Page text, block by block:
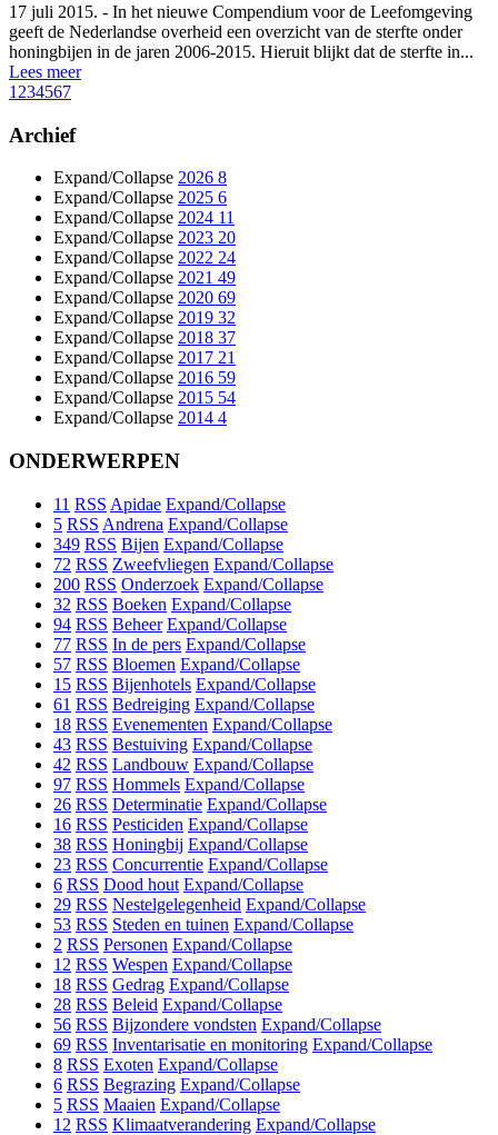
17 juli 2015. - In het nieuwe Compendium voor de Leefomgeving
geeft de Nederlandse overheid een overzicht van de sterfte onder
honingbijen in de jaren 2006-2015. Hieruit blijkt dat de sterfte in...
Lees meer
1 234567
Archief
Expand/Collapse 2026 8
Expand/Collapse 2025 6
Expand/Collapse 2024 11
Expand/Collapse 2023 20
Expand/Collapse 2022 24
Expand/Collapse 2021 49
Expand/Collapse 2020 69
Expand/Collapse 2019 32
Expand/Collapse 2018 37
Expand/Collapse 2017 21
Expand/Collapse 2016 59
Expand/Collapse 2015 54
Expand/Collapse 2014 4
ONDERWERPEN
11 RSS Apidae Expand/Collapse
5 RSS Andrena Expand/Collapse
349 RSS Bijen Expand/Collapse
72 RSS Zweefvliegen Expand/Collapse
200 RSS Onderzoek Expand/Collapse
32 RSS Boeken Expand/Collapse
94 RSS Beheer Expand/Collapse
77 RSS In de pers Expand/Collapse
57 RSS Bloemen Expand/Collapse
15 RSS Bijenhotels Expand/Collapse
61 RSS Bedreiging Expand/Collapse
18 RSS Evenementen Expand/Collapse
43 RSS Bestuiving Expand/Collapse
42 RSS Landbouw Expand/Collapse
97 RSS Hommels Expand/Collapse
26 RSS Determinatie Expand/Collapse
16 RSS Pesticiden Expand/Collapse
38 RSS Honingbij Expand/Collapse
23 RSS Concurrentie Expand/Collapse
6 RSS Dood hout Expand/Collapse
29 RSS Nestelgelegenheid Expand/Collapse
53 RSS Steden en tuinen Expand/Collapse
2 RSS Personen Expand/Collapse
12 RSS Wespen Expand/Collapse
18 RSS Gedrag Expand/Collapse
28 RSS Beleid Expand/Collapse
56 RSS Bijzondere vondsten Expand/Collapse
69 RSS Inventarisatie en monitoring Expand/Collapse
8 RSS Exoten Expand/Collapse
6 RSS Begrazing Expand/Collapse
5 RSS Maaien Expand/Collapse
12 RSS Klimaatverandering Expand/Collapse